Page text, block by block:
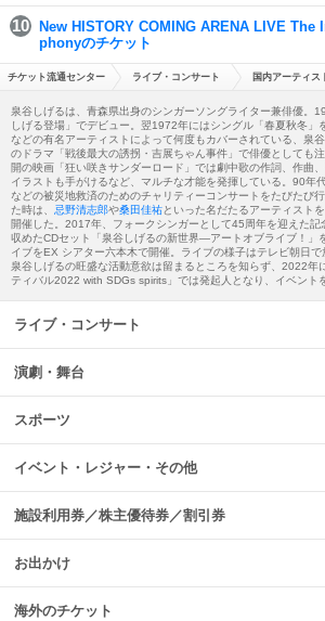
New HISTORY COMING ARENA LIVE
phonyのチケット
チケット流通センター ライブ・コンサート 国内アーティス
泉谷しげるは、青森県出身のシンガーソングライター兼俳優。
しげる登場」でデビュー。翌1972年にはシングル「春夏秋冬」
などの有名アーティストによって何度もカバーされている、泉
のドラマ「戦後最大の誘拐・吉展ちゃん事件」で俳優としても
開の映画「狂い咲きサンダーロード」では劇中歌の作詞、作曲
イラストも手がけるなど、マルチな才能を発揮している。90年
などの被災地救済のためのチャリティーコンサートをたびたび
た時は、 忌野清志郎や桑田佳祐といった名だたるアーティスト
開催した。2017年、フォークシンガーとして45周年を迎えた
収めたCDセット「泉谷しげるの新世界―アートオブライブ！」
イブをEX シアター六本木で開催。ライブの様子はテレビ朝日
泉谷しげるの旺盛な活動意欲は留まるところを知らず、2022年
ティバル2022 with SDGs spirits」では発起人となり、イベント
ライブ・コンサート
演劇・舞台
スポーツ
イベント・レジャー・その他
施設利用券／株主優待券／割引券
お出かけ
海外のチケット